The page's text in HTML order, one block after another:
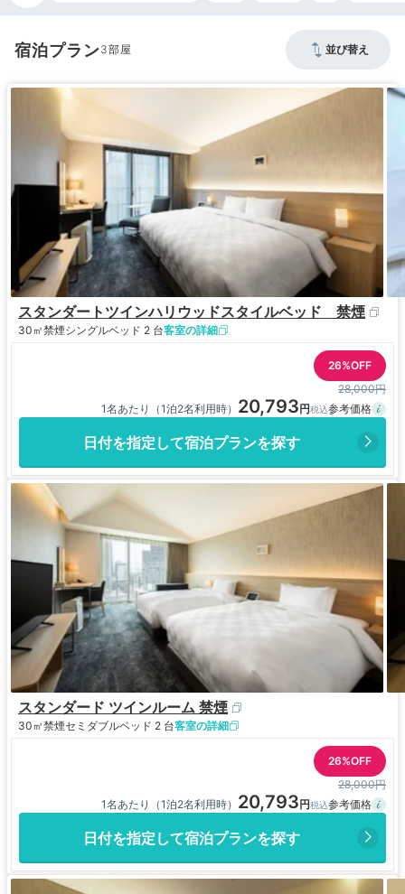
宿泊プラン3 並び替え
スタンダートツインハリウッドスタイルベッド 禁煙
30㎡禁煙シングルベッド 2 台客室の詳細
26%OFF
28,000円
1名あたり（1泊2名利用時） 20,793
日付を指定して宿泊プランを探す
スタンダード ツインルーム 禁煙
30㎡禁煙セミダブルベッド 2 台客室の詳細
26%OFF
28,000円
1名あたり（1泊2名利用時） 20,793
日付を指定して宿泊プランを探す